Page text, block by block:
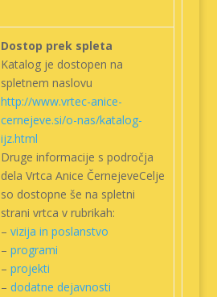
Dostop prek spleta
Katalog je dostopen na
spletnem naslovu
http://www.vrtec-anice-
cernejeve.si/o-nas/katalog-
ijz.html
Druge informacije s področja
dela Vrtca Anice ČernejeveCelje
so dostopne še na spletni
strani vrtca v rubrikah:
– vizija in poslanstvo
– programi
– projekti
– dodatne dejavnosti